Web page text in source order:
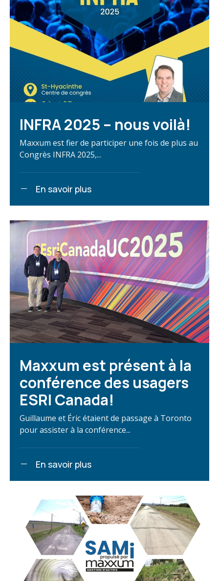
INFRA 2025 – nous voilà!
Maxxum est fier de participer une fois de plus au
Congrès INFRA 2025,...
En savoir plus
Maxxum est présent à la
conférence des usagers
ESRI Canada!
Guillaume et Éric étaient de passage à Toronto
pour assister à la conférence...
En savoir plus